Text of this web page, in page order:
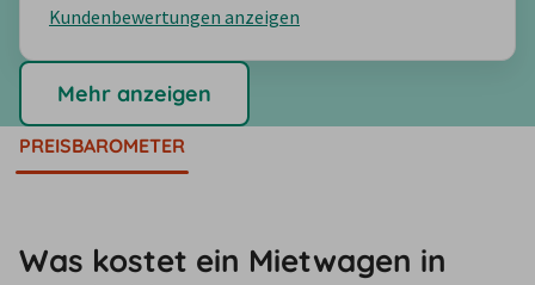
Kundenbewertungen anzeigen
Mehr anzeigen
PREISBAROMETER
Was kostet ein Mietwagen in